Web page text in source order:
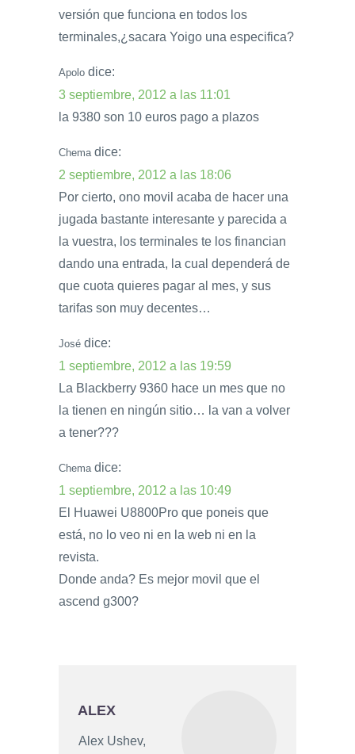
versión que funciona en todos los
terminales,¿sacara Yoigo una especifica?
Apolo dice:
3 septiembre, 2012 a las 11:01
la 9380 son 10 euros pago a plazos
Chema dice:
2 septiembre, 2012 a las 18:06
Por cierto, ono movil acaba de hacer una
jugada bastante interesante y parecida a
la vuestra, los terminales te los financian
dando una entrada, la cual dependerá de
que cuota quieres pagar al mes, y sus
tarifas son muy decentes…
José dice:
1 septiembre, 2012 a las 19:59
La Blackberry 9360 hace un mes que no
la tienen en ningún sitio… la van a volver
a tener???
Chema dice:
1 septiembre, 2012 a las 10:49
El Huawei U8800Pro que poneis que
está, no lo veo ni en la web ni en la
revista.
Donde anda? Es mejor movil que el
ascend g300?
ALEX
Alex Ushev,